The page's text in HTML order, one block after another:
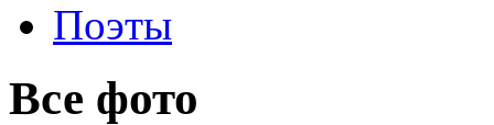
Поэты
Все фото